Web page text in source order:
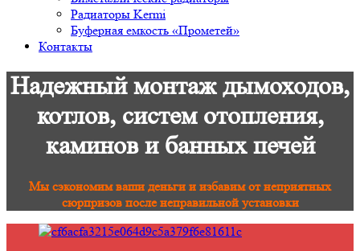
Радиаторы Kermi
Буферная емкость «Прометей»
Контакты
Надежный монтаж дымоходов,
котлов, систем отопления,
каминов и банных печей
Мы сэкономим ваши деньги и избавим от неприятных
сюрпризов после неправильной установки